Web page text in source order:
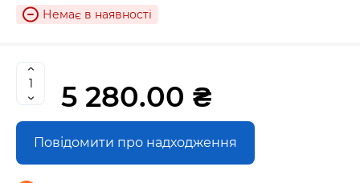
Немає в наявності
5 280.00 ₴
Повідомити про надходження